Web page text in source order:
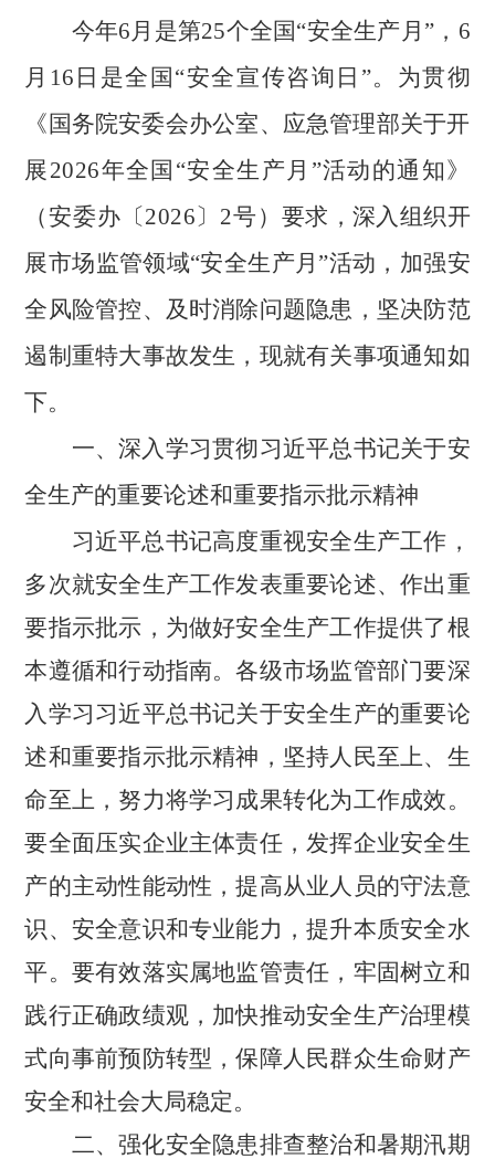
今年6月是第25个全国“安全生产月”， 6
月 16 日是全国“安全宣传咨询日”。为贯彻
《国务院安委会办公室、应急管理部关于开
展2026年全国“安全生产月”活动的通知》
（安委办〔2026〕 2号） 要求，深入组织开
展市场监管领域“安全生产月”活动，加强安
全风险管控、及时消除问题隐患，坚决防范
遏制重特大事故发生，现就有关事项通知如
下。
一、深入学习贯彻习近平总书记关于安
全生产的重要论述和重要指示批示精神
习近平总书记高度重视安全生产工作，
多次就安全生产工作发表重要论述、作出重
要指示批示，为做好安全生产工作提供了根
本遵循和行动指南。各级市场监管部门要深
入学习习近平总书记关于安全生产的重要论
述和重要指示批示精神，坚持人民至上、生
命至上，努力将学习成果转化为工作成效。
要全面压实企业主体责任，发挥企业安全生
产的主动性能动性，提高从业人员的守法意
识、安全意识和专业能力，提升本质安全水
平。要有效落实属地监管责任，牢固树立和
践行正确政绩观，加快推动安全生产治理模
式向事前预防转型，保障人民群众生命财产
安全和社会大局稳定。
二、强化安全隐患排查整治和暑期汛期